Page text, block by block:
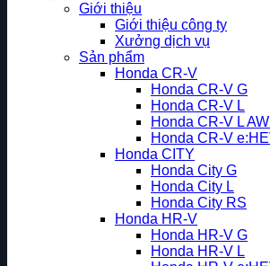
Giới thiệu
Giới thiệu công ty
Xưởng dịch vụ
Sản phẩm
Honda CR-V
Honda CR-V G
Honda CR-V L
Honda CR-V L
Honda CR-V
Honda CITY
Honda City G
Honda City L
Honda City RS
Honda HR-V
Honda HR-V G
Honda HR-V L